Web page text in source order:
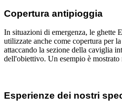
Copertura antipioggia
In situazioni di emergenza, le ghette
utilizzate anche come copertura per
attaccando la sezione della caviglia
dell'obiettivo. Un esempio è
Esperienze dei nostri